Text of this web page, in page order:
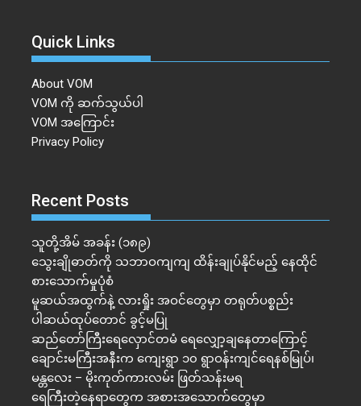
Quick Links
About VOM
VOM ကို ဆက်သွယ်ပါ
VOM အကြောင်း
Privacy Policy
Recent Posts
သူတို့အိမ် အခန်း (၁၈၉)
သွေးချိုဓာတ်ကို သဘာဝကျကျ ထိန်းချုပ်နိုင်မည့် နေထိုင်
စားသောက်မှုပုံစံ
မူဆယ်အထွက်နဲ့ လားရှိုး အဝင်တွေမှာ တရုတ်ပစ္စည်း
ပါဆယ်ထုပ်တောင် ခွင့်မပြု
ဆည်တော်ကြီးရေလှောင်တမံ ရေလျှော့ချနေတာကြောင့်
ချောင်းမကြီးအနီးက ကျေးရွာ ၁၀ ရွာဝန်းကျင်ရေနစ်မြုပ်၊
မန္တလေး – မိုးကုတ်ကားလမ်း ဖြတ်သန်းမရ
ရေကြီးတဲ့​နေရာ​တွေက အစားအသောက်တွေမှာ